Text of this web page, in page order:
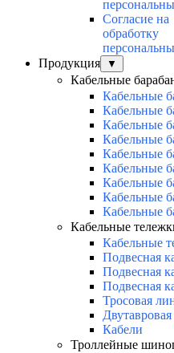
Согласие на
обработку
Продукция
▼
Кабельные
Кабельные
Кабельные
Кабельные
Кабельные
Кабельные
Кабельные
Кабельные
Кабельные
Кабельные
Кабельные
Кабельные
Подвесная
Подвесная
Подвесная
Тросовая
Кабели
Троллейные